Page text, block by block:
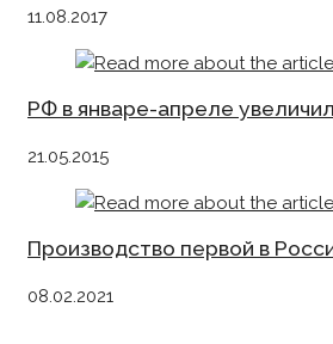
11.08.2017
РФ в январе-апреле
21.05.2015
Производство первой в
08.02.2021